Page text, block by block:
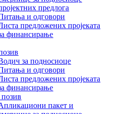
предлога
и одговори
предложених пројеката
финансирање
за подносиоце
и одговори
предложених пројеката
финансирање
пакет и